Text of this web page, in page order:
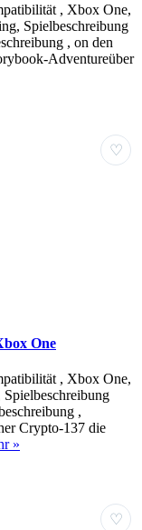
, Xbox One,
Spielbeschreibung
, on den
Adventureüber
♡
One
, Xbox One,
,
Crypto-137 die
»
♡